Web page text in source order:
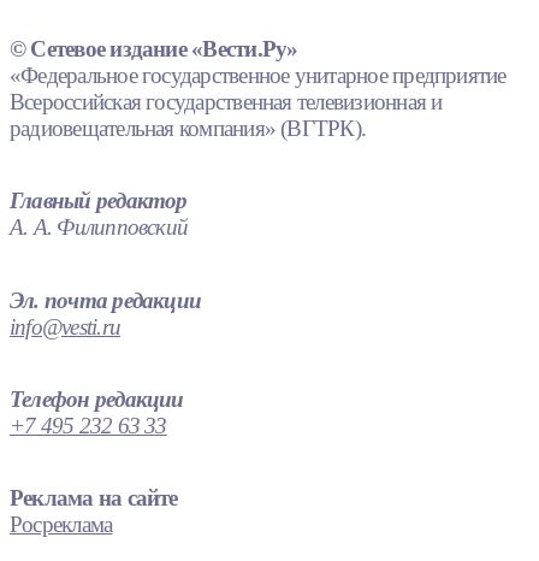
© Сетевое издание «Вести.Ру»
«Федеральное государственное унитарное предприятие
Всероссийская государственная телевизионная и
радиовещательная компания» (ВГТРК).
Главный редактор
А. А. Филипповский
Эл. почта редакции
info@vesti.ru
Телефон редакции
+7 495 232 63 33
Реклама на сайте
Росреклама